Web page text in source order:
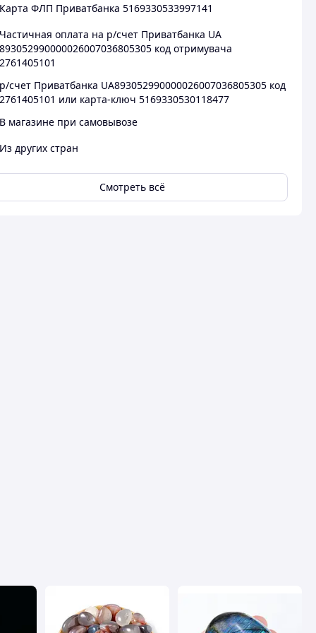
Карта ФЛП Приватбанка 5169330533997141
Частичная оплата на р/счет Приватбанка UA
893052990000026007036805305 код отримувача
2761405101
р/счет Приватбанка UA893052990000026007036805305 код
2761405101 или карта-ключ 5169330530118477
В магазине при самовывозе
Из других стран
Смотреть всё